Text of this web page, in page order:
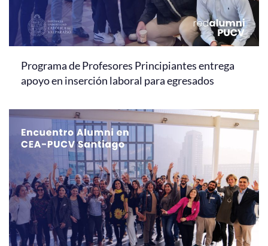
Programa de Profesores Principiantes entrega
apoyo en inserción laboral para egresados